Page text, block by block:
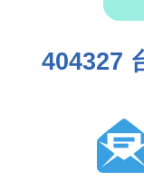
404327